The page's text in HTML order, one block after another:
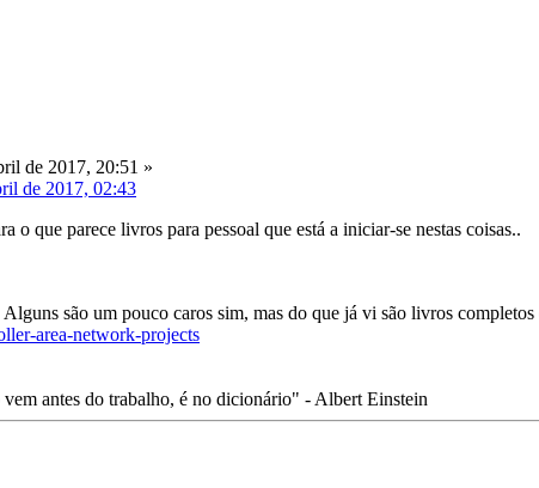
de 2017, 20:51 »
de 2017, 02:43
o que parece livros para pessoal que está a iniciar-se nestas coisas..
são um pouco caros sim, mas do que já vi são livros
area-network-projects
antes do trabalho, é no dicionário" - Albert Einstein